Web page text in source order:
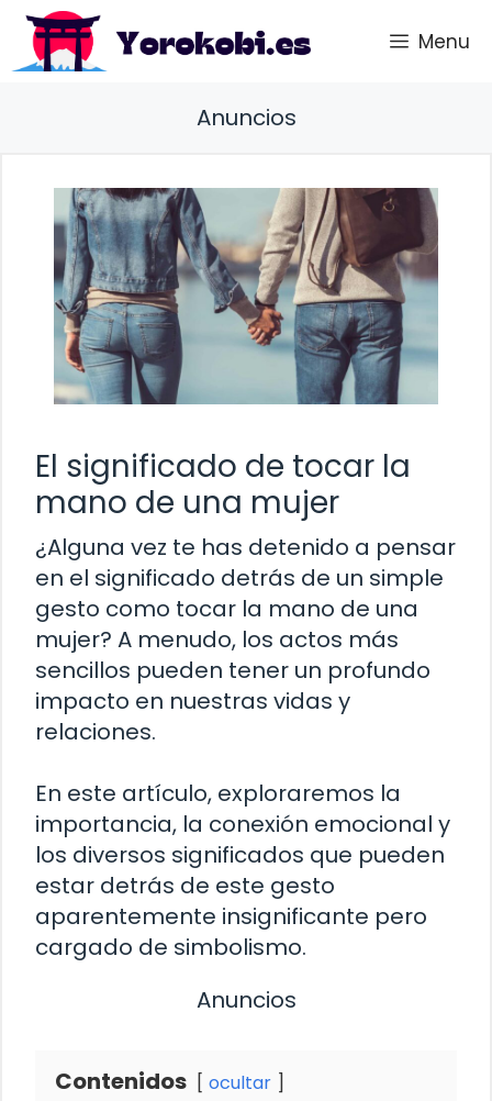
Saltar
contenido
Menu
Anuncios
El significado de tocar la
mano de una mujer
¿Alguna vez te has detenido a pensar
en el significado detrás de un simple
gesto como tocar la mano de una
mujer? A menudo, los actos más
sencillos pueden tener un profundo
impacto en nuestras vidas y
relaciones.
En este artículo, exploraremos la
importancia, la conexión emocional y
los diversos significados que pueden
estar detrás de este gesto
aparentemente insignificante pero
cargado de simbolismo.
Anuncios
Contenidos ocultar